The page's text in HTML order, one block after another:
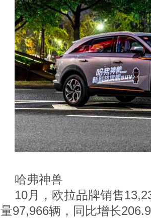
哈弗神兽
10月，欧拉品牌销售
量97,966辆，同比增长